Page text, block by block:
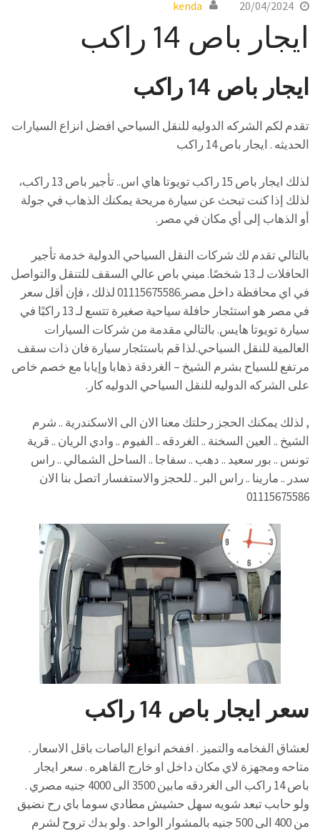
20/04/2024
kenda
ايجار باص 14 راكب
ايجار باص 14 راكب
تقدم لكم الشركه الدوليه للنقل السياحي افضل انزاع السيارات
الحديثه . ايجار باص 14 راكب
لذلك ايجار باص 15 راكب تويوتا هاي اس.. تأجير باص 13 راكب،
لذلك إذا كنت تبحث عن سيارة مريحة يمكنك الذهاب في جولة
أو الذهاب إلى أي مكان في مصر.
بالتالي تقدم لك شركات النقل السياحي الدولية خدمة تأجير
الحافلات لـ 13 شخصًا. ميني باص عالي السقف للتنقل والتواصل
في اي محافظة داخل مصر.01115675586 لذلك ، فإن أقل سعر
في مصر هو استئجار حافلة سياحية صغيرة تتسع لـ 13 راكبًا في
سيارة تويوتا هايس. بالتالي مقدمة من شركات السيارات
العالمية للنقل السياحي.لذا قم باستئجار سيارة فان ذات سقف
مرتفع للسياح بشرم الشيخ – الغردقة ذهابا وإيابا مع خصم خاص
على الشركه الدوليه للنقل السياحي الدوليه كار.
, لذلك يمكنك الحجز رحلتك معنا الان الى الاسكندرية .. شرم
الشيخ .. العين السخنة .. الغردقه .. الفيوم .. وادي الريان .. قرية
تونس .. بور سعيد .. دهب .. سفاجا .. الساحل الشمالي .. راس
سدر .. مارينا .. راس البر .. للحجز والاستفسار اتصل بنا الان
01115675586
سعر ايجار باص 14 راكب
لعشاق الفخامه والتميز . اففخم انواع الباصات باقل الاسعار .
متاحه ومجهزة لاي مكان داخل او خارج القاهره . سعر ايجار
باص 14 راكب الى الغردقه مابين 3500 الى 4000 جنيه مصري .
ولو حابب تبعد شويه سهل حشيش مطادي سوما باي رح نضيق
من 400 الى 500 جنيه بالمشوار الواحد . ولو بدك تروح لشرم